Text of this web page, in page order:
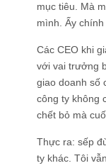
mục tiêu. Mà
mình. Ấy
Các CEO khi
với vai trưởng
giao doanh số
công ty không
chết bỏ mà
Thực ra: sếp
ty khác. Tôi